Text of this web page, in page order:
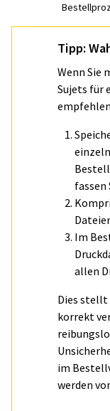
Tipp:
Wenn Sie
Sujets für
fassen
Im
allen
Dies stellt
korrekt
im
werden